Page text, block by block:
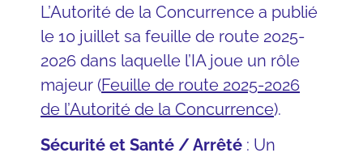
L’Autorité de la Concurrence a publié
le 10 juillet sa feuille de route 2025-
2026 dans laquelle l’IA joue un rôle
majeur (Feuille de route 2025-2026
de l’Autorité de la Concurrence).
Sécurité et Santé / Arrêté : Un